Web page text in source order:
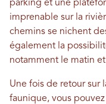
parking et une
imprenable sur la
chemins se nichent
également la
notamment le matin et
Une fois de retour sur
faunique, vous